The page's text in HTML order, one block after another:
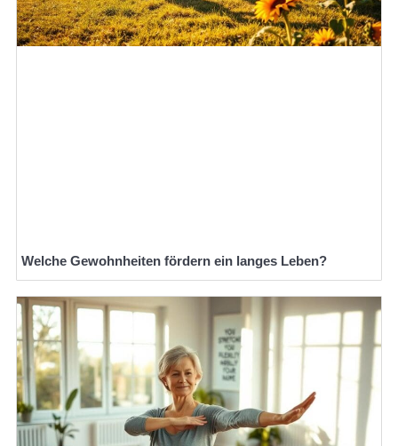
Welche Gewohnheiten fördern ein langes Leben?